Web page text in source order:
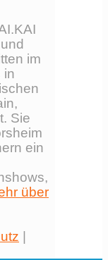
im
in
Sie
ein
über